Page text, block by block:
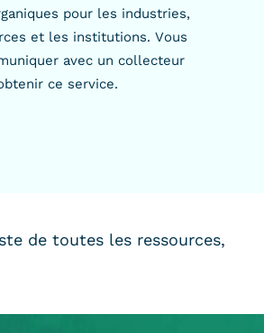
pour les industries,
et les institutions. Vous
avec un collecteur
ce service.
de toutes les ressources,